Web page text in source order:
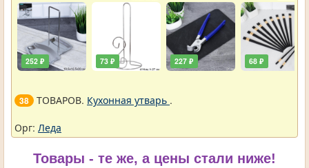
252 ₽ 73 ₽ 227 ₽ 68 ₽
38 ТОВАРОВ. Кухонная утварь .
Орг: Леда
Товары - те же, а цены стали ниже!